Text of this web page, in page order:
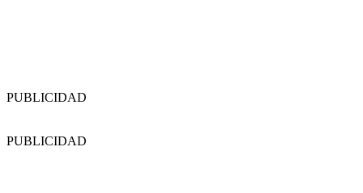
PUBLICIDAD
PUBLICIDAD